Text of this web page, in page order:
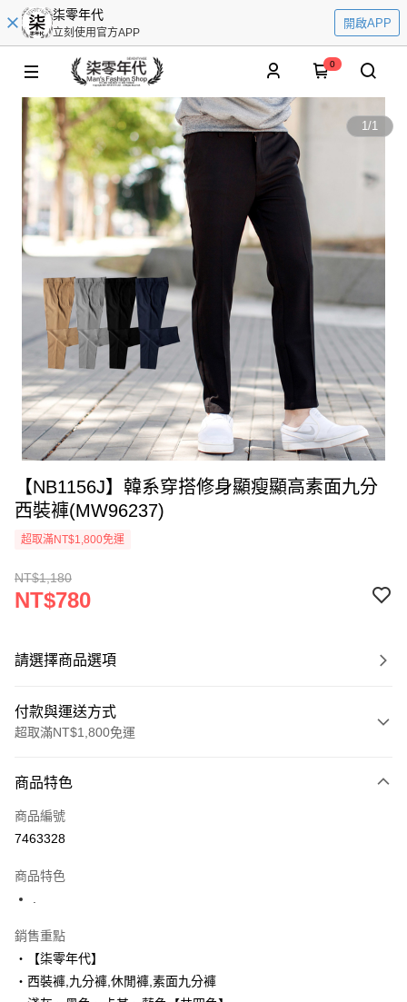
柒零年代
立刻使用官方APP
開啟APP
0
1/1
【NB1156J】韓系穿搭修身顯瘦顯高素面九分
西裝褲(MW96237)
超取滿NT$1,800免運
NT$1,180
NT$780
請選擇商品選項
付款與運送方式
超取滿NT$1,800免運
信用卡一次付款
超商取貨付款
街口支付
悠遊付
Google Pay
商品特色
商品編號
7463328
商品特色
銷售重點
‧【柒零年代】
‧西裝褲,九分褲,休閒褲,素面九分褲